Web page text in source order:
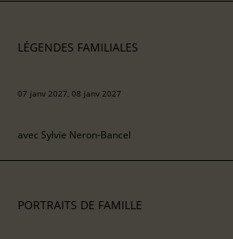
LÉGENDES FAMILIALES
07 janv 2027, 08 janv 2027
avec Sylvie Neron-Bancel
PORTRAITS DE FAMILLE